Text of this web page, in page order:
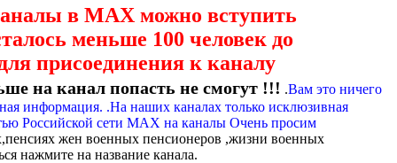
в МАХ можно вступить
меньше 100 человек до
присоединения к каналу
на канал попасть не смогут !!! .Вам это ничего
информация. .На наших каналах только исклюзивная
Российской сети МАХ на каналы Очень просим
жен военных пенсионеров ,жизни военных
нажмите на название канала.